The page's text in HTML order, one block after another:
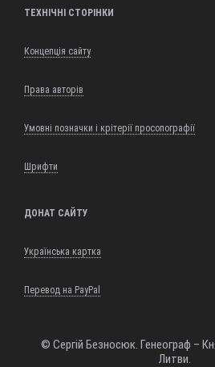
ТЕХНІЧНІ СТОРІНКИ
Концепція сайту
Права авторів
Умовні позначки і крітерії просопографії
Шрифти
ДОНАТ САЙТУ
Українська картка
Перевод на PayPal
© Сергій Безносюк. Генеограф –
Литви.